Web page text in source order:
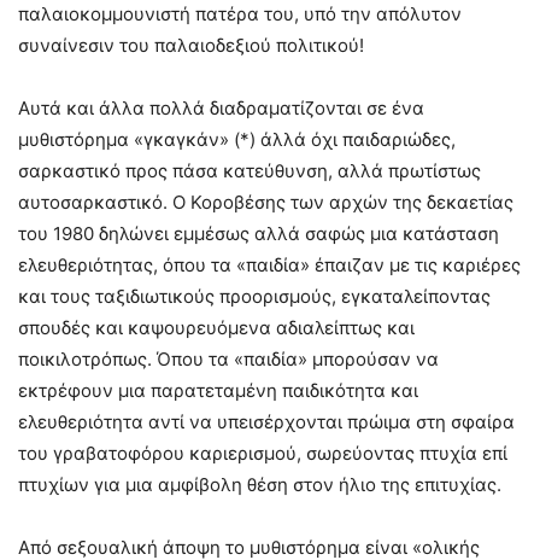
παλαιοκομμουνιστή πατέρα του, υπό την απόλυτον
συναίνεσιν του παλαιοδεξιού πολιτικού!
Αυτά και άλλα πολλά διαδραματίζονται σε ένα
μυθιστόρημα «γκαγκάν» (*) άλλά όχι παιδαριώδες,
σαρκαστικό προς πάσα κατεύθυνση, αλλά πρωτίστως
αυτοσαρκαστικό. Ο Κοροβέσης των αρχών της δεκαετίας
του 1980 δηλώνει εμμέσως αλλά σαφώς μια κατάσταση
ελευθεριότητας, όπου τα «παιδία» έπαιζαν με τις καριέρες
και τους ταξιδιωτικούς προορισμούς, εγκαταλείποντας
σπουδές και καψουρευόμενα αδιαλείπτως και
ποικιλοτρόπως. Όπου τα «παιδία» μπορούσαν να
εκτρέφουν μια παρατεταμένη παιδικότητα και
ελευθεριότητα αντί να υπεισέρχονται πρώιμα στη σφαίρα
του γραβατοφόρου καριερισμού, σωρεύοντας πτυχία επί
πτυχίων για μια αμφίβολη θέση στον ήλιο της επιτυχίας.
Από σεξουαλική άποψη το μυθιστόρημα είναι «ολικής